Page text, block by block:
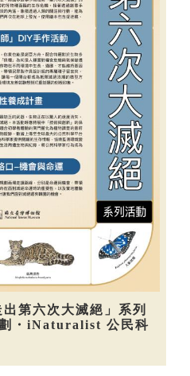
第六次大滅絕」系列
・iNaturalist 公民科